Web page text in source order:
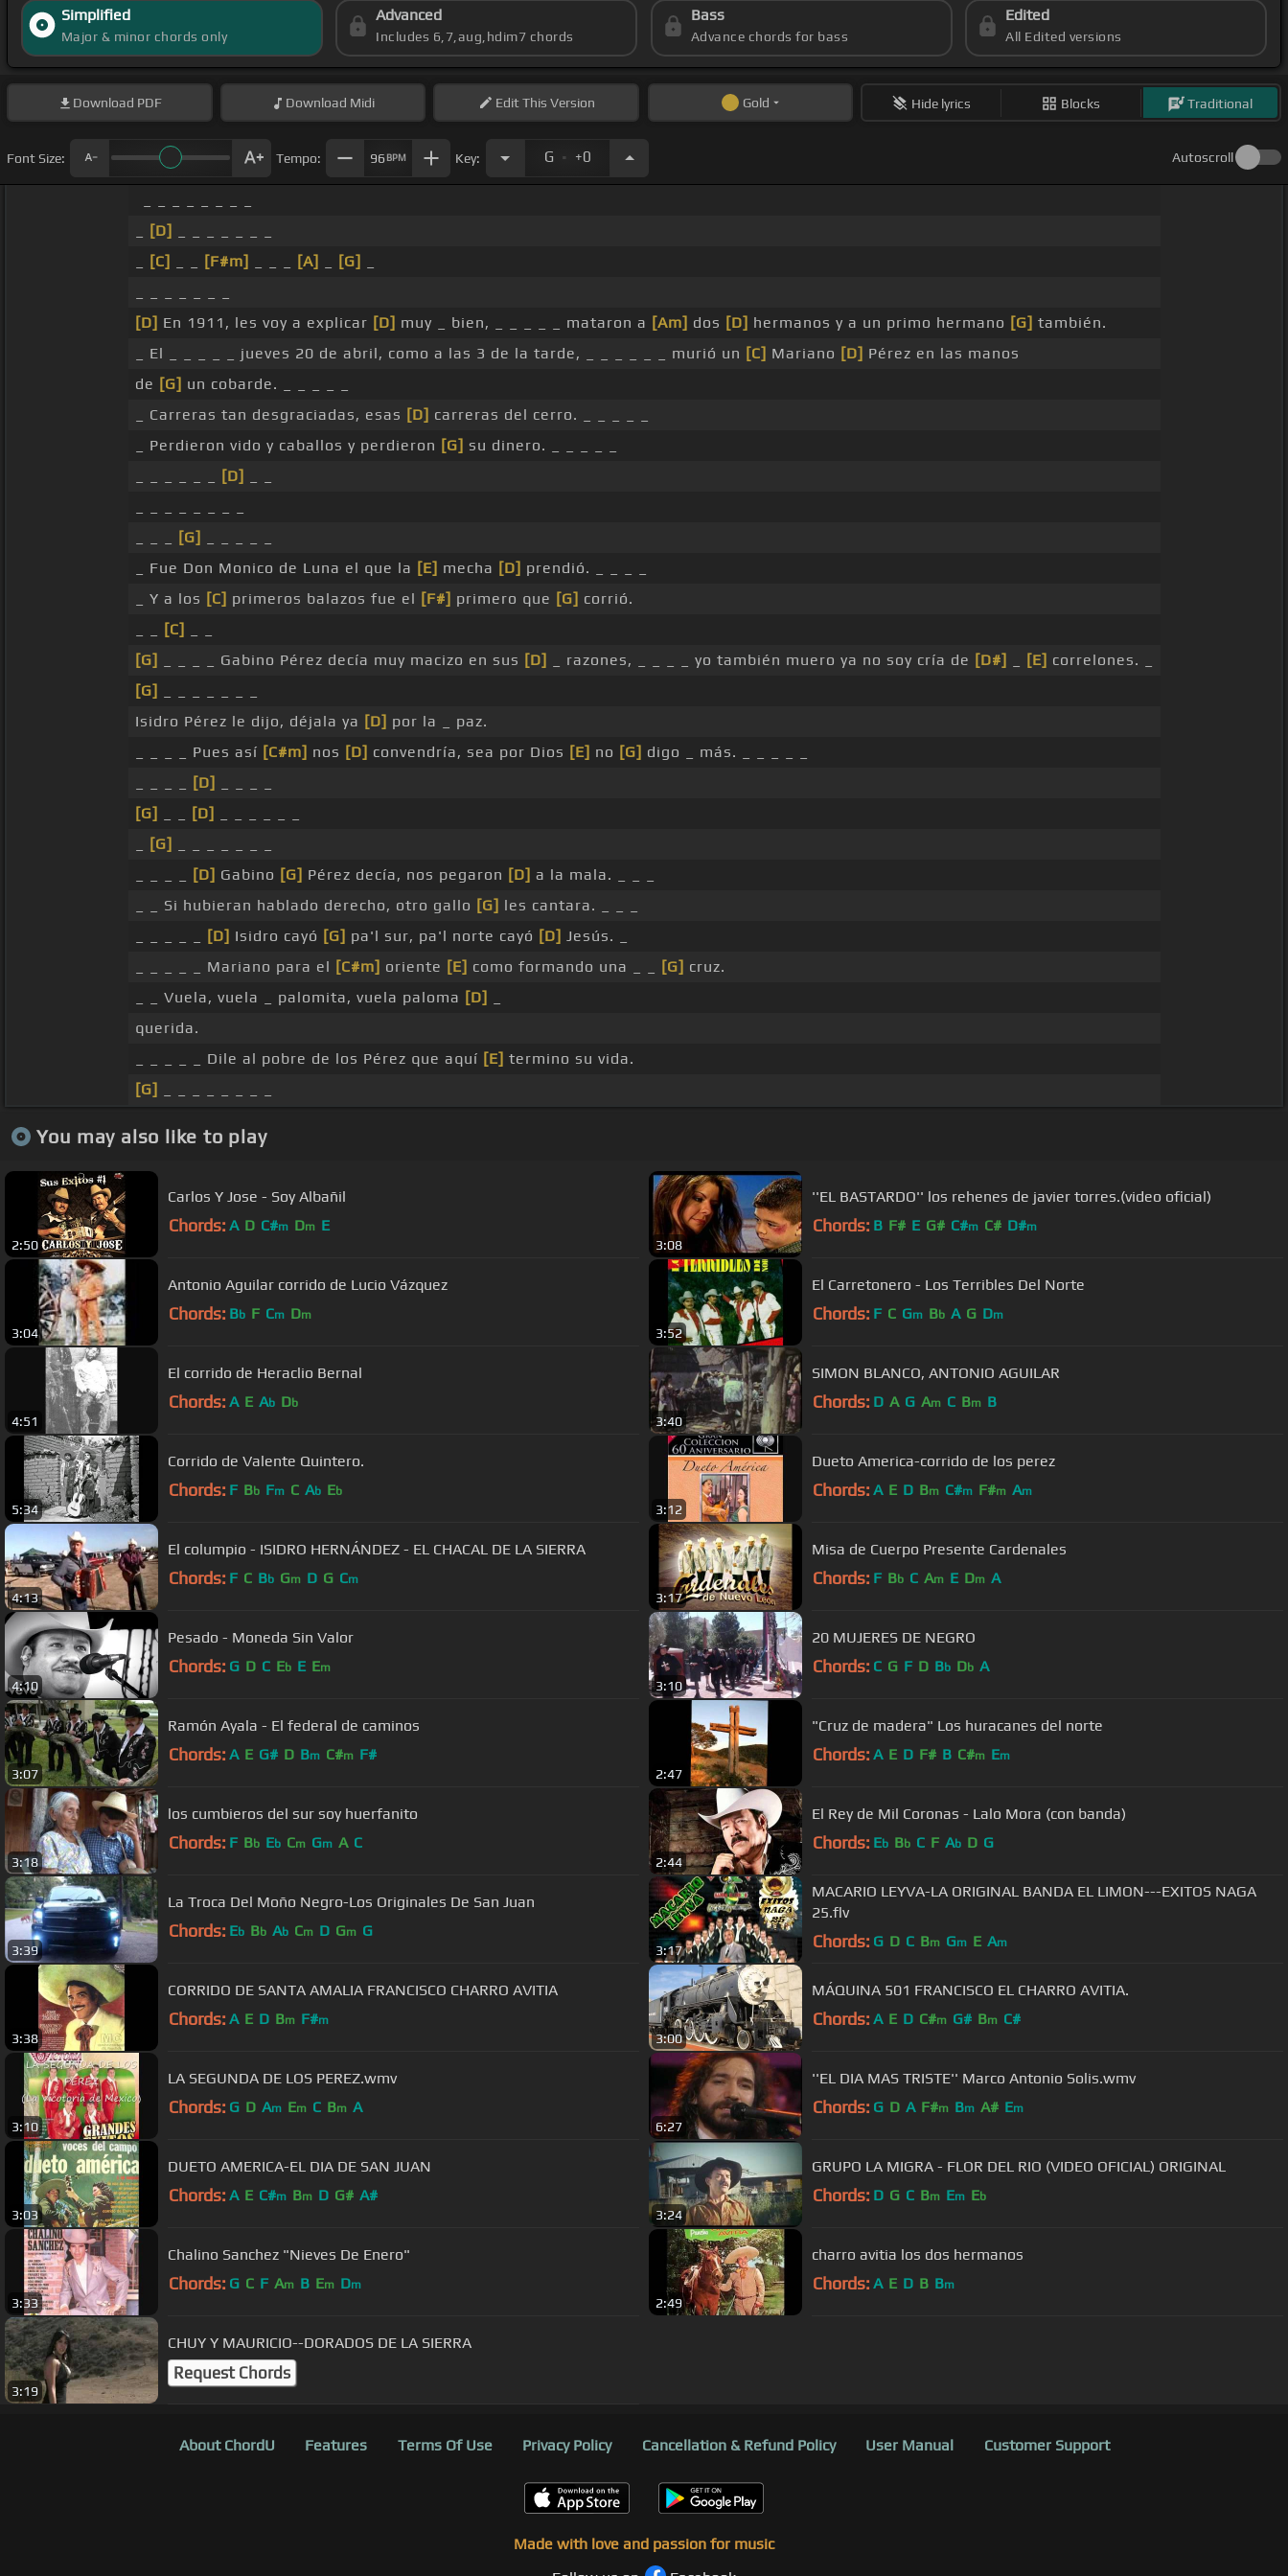
Simplified
Major & minor chords only
Advanced
Includes 6,7,aug,hdim7 chords
Bass
Advance chords for bass
Edited
All Edited versions
Download PDF Download Midi EditThis Version Gold Hide lyrics Blocks Traditional
Font Size: Tempo: 96 BPM Key: G . +0 Autoscroll
[D]
[C] [F#m] [A] [G]
[D] En 1911, les voy a explicar [D] muy _ bien, _ _ _ _ _ mataron a [Am] dos [D] hermanos y a un primo hermano [G] también.
_ El _ _ _ _ _ jueves 20 de abril, como a las 3 de la tarde, _ _ _ _ _ _ murió un [C] Mariano [D] Pérez en las manos
de [G] un cobarde. _ _ _ _ _
_ Carreras tan desgraciadas, esas [D] carreras del cerro. _ _ _ _ _
_ Perdieron vido y caballos y perdieron [G] su dinero. _ _ _ _ _
[D]
[G]
_ Fue Don Monico de Luna el que la [E] mecha [D] prendió. _ _ _ _
_ Y a los [C] primeros balazos fue el [F#] primero que [G] corrió.
[C]
[G]
_ _ _ _ Gabino Pérez decía muy macizo en sus [D] _ razones, _ _ _ _ yo también muero ya no soy cría de [D#] [E] correlones. _
[G]
Isidro Pérez le dijo, déjala ya [D] por la _ paz.
_ _ _ _ Pues así [C#m] nos [D] convendría, sea por Dios [E] no [G] digo _ más. _ _ _ _ _
[D]
[G]
[D]
[G]
[D] Gabino [G] Pérez decía, nos pegaron [D] a la mala. _ _ _
_ _ Si hubieran hablado derecho, otro gallo [G] les cantara. _ _ _
[D] Isidro cayó [G] pa'l sur, pa'l norte cayó [D] Jesús. _
_ _ _ _ _ Mariano para el [C#m] oriente [E] como formando una _ _ [G] cruz.
_ _ Vuela, vuela _ palomita, vuela paloma [D]
querida.
_ _ _ _ _ Dile al pobre de los Pérez que aquí [E] termino su vida.
[G]
You may also like to play
2:50
Carlos Y Jose - Soy Albañil
Chords: A D C#m Dm E
3:08
''EL BASTARDO'' los rehenes de javier torres.(video oficial)
Chords: B F# E G# C#m C# D#m
3:04
Antonio Aguilar corrido de Lucio Vázquez
Chords: Bb F Cm Dm
3:52
El Carretonero - Los Terribles Del Norte
Chords: F C Gm Bb A G Dm
4:51
El corrido de Heraclio Bernal
Chords: A E Ab Db
3:40
SIMON BLANCO, ANTONIO AGUILAR
Chords: D A G Am C Bm B
5:34
Corrido de Valente Quintero.
Chords: F Bb Fm C Ab Eb
3:12
Dueto America-corrido de los perez
Chords: A E D Bm C#m F#m Am
4:13
El columpio - ISIDRO HERNÁNDEZ - EL CHACAL DE LA SIERRA
Chords: F C Bb Gm D G Cm
3:17
Misa de Cuerpo Presente Cardenales
Chords: F Bb C Am E Dm A
4:10
Pesado - Moneda Sin Valor
Chords: G D C Eb E Em
3:10
20 MUJERES DE NEGRO
Chords: C G F D Bb Db A
3:07
Ramón Ayala - El federal de caminos
Chords: A E G# D Bm C#m F#
2:47
"Cruz de madera" Los huracanes del norte
Chords: A E D F# B C#m Em
3:18
los cumbieros del sur soy huerfanito
Chords: F Bb Eb Cm Gm A C
2:44
El Rey de Mil Coronas - Lalo Mora (con banda)
Chords: Eb Bb C F Ab D G
3:39
La Troca Del Moño Negro-Los Originales De San Juan
Chords: Eb Bb Ab Cm D Gm G
3:17
MACARIO LEYVA-LA ORIGINAL BANDA EL LIMON---EXITOS NAGA
25.flv
Chords: G D C Bm Gm E Am
3:38
CORRIDO DE SANTA AMALIA FRANCISCO CHARRO AVITIA
Chords: A E D Bm F#m
3:00
MÁQUINA 501 FRANCISCO EL CHARRO AVITIA.
Chords: A E D C#m G# Bm C#
3:10
LA SEGUNDA DE LOS PEREZ.wmv
Chords: G D Am Em C Bm A
6:27
''EL DIA MAS TRISTE'' Marco Antonio Solis.wmv
Chords: G D A F#m Bm A# Em
3:03
DUETO AMERICA-EL DIA DE SAN JUAN
Chords: A E C#m Bm D G# A#
3:24
GRUPO LA MIGRA - FLOR DEL RIO (VIDEO OFICIAL) ORIGINAL
Chords: D G C Bm Em Eb
3:33
Chalino Sanchez "Nieves De Enero"
Chords: G C F Am B Em Dm
2:49
charro avitia los dos hermanos
Chords: A E D B Bm
3:19
CHUY Y MAURICIO--DORADOS DE LA SIERRA
Request Chords
About ChordU Features Terms Of Use Privacy Policy Cancellation & Refund Policy User Manual Customer Support
Made with love and passion for music